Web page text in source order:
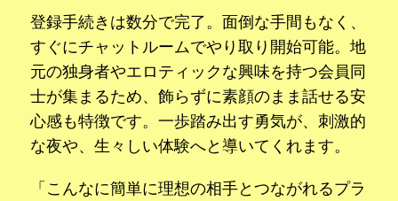
登録手続きは数分で完了。面倒な手間もなく、
すぐにチャットルームでやり取り開始可能。地
元の独身者やエロティックな興味を持つ会員同
士が集まるため、飾らずに素顔のまま話せる安
心感も特徴です。一歩踏み出す勇気が、刺激的
な夜や、生々しい体験へと導いてくれます。
「こんなに簡単に理想の相手とつながれるプラ